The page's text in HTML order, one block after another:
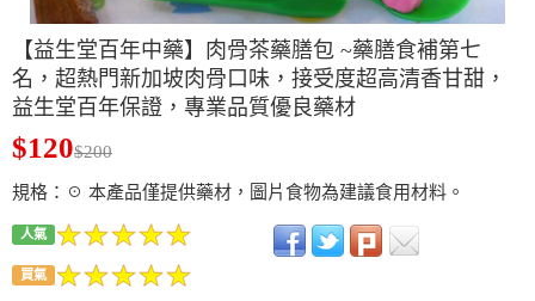
【益生堂百年中藥】肉骨茶藥膳包 ~藥膳食補第七
名，超熱門新加坡肉骨口味，接受度超高清香甘甜，
益生堂百年保證，專業品質優良藥材
$120$200
規格：☉ 本產品僅提供藥材，圖片食物為建議食用材料。
人氣
買氣